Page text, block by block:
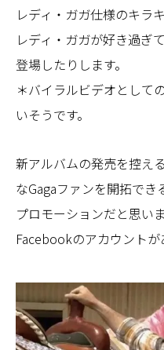
レディ・ガガ仕様のキラ
レディ・ガガが好き過ぎ
登場したりします。
＊バイラルビデオとして
いそうです。
新アルバムの発売を控え
なGagaファンを開拓でき
プロモーションだと思い
Facebookのアカウントが